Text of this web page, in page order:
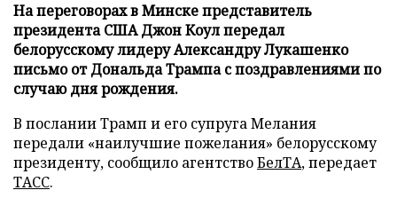
На переговорах в Минске представитель
президента США Джон Коул передал
белорусскому лидеру Александру Лукашенко
письмо от Дональда Трампа с поздравлениями по
случаю дня рождения.
В послании Трамп и его супруга Мелания
передали «наилучшие пожелания» белорусскому
президенту, сообщило агентствоБелТА, передает
ТАСС.